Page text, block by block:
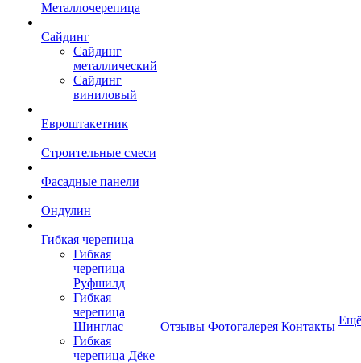
Металлочерепица
Сайдинг
Сайдинг
металлический
Сайдинг
виниловый
Евроштакетник
Строительные смеси
Фасадные панели
Ондулин
Гибкая черепица
Гибкая
черепица
Руфшилд
Гибкая
черепица
Шинглас
Гибкая
черепица Дёке
Отзывы Фотогалерея Контакты Ещё